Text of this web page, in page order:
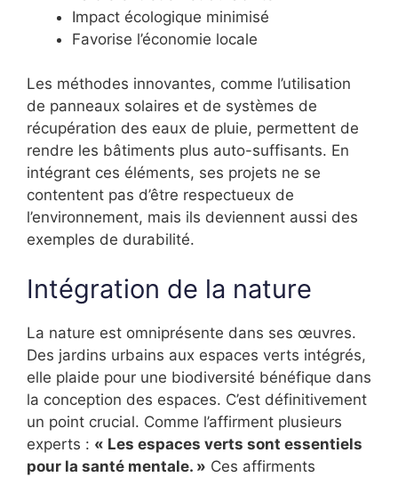
Impact écologique minimisé
Favorise l’économie locale
Les méthodes innovantes, comme l’utilisation
de panneaux solaires et de systèmes de
récupération des eaux de pluie, permettent de
rendre les bâtiments plus auto-suffisants. En
intégrant ces éléments, ses projets ne se
contentent pas d’être respectueux de
l’environnement, mais ils deviennent aussi des
exemples de durabilité.
Intégration de la nature
La nature est omniprésente dans ses œuvres.
Des jardins urbains aux espaces verts intégrés,
elle plaide pour une biodiversité bénéfique dans
la conception des espaces. C’est définitivement
un point crucial. Comme l’affirment plusieurs
experts : « Les espaces verts sont essentiels
pour la santé mentale. » Ces affirments